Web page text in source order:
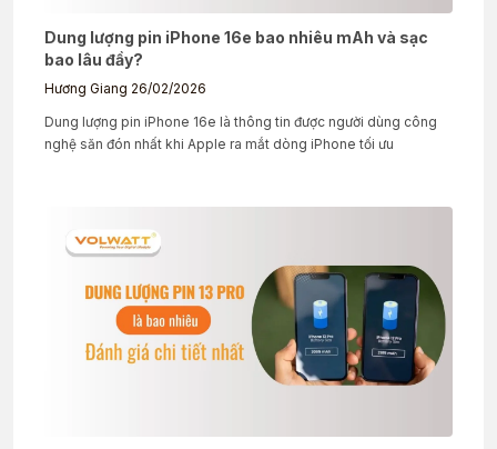
Dung lượng pin iPhone 16e bao nhiêu mAh và sạc
bao lâu đầy?
Hương Giang 26/02/2026
Dung lượng pin iPhone 16e là thông tin được người dùng công
nghệ săn đón nhất khi Apple ra mắt dòng iPhone tối ưu